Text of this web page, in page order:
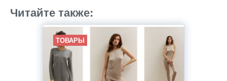
Читайте также:
ТОВАРЫ